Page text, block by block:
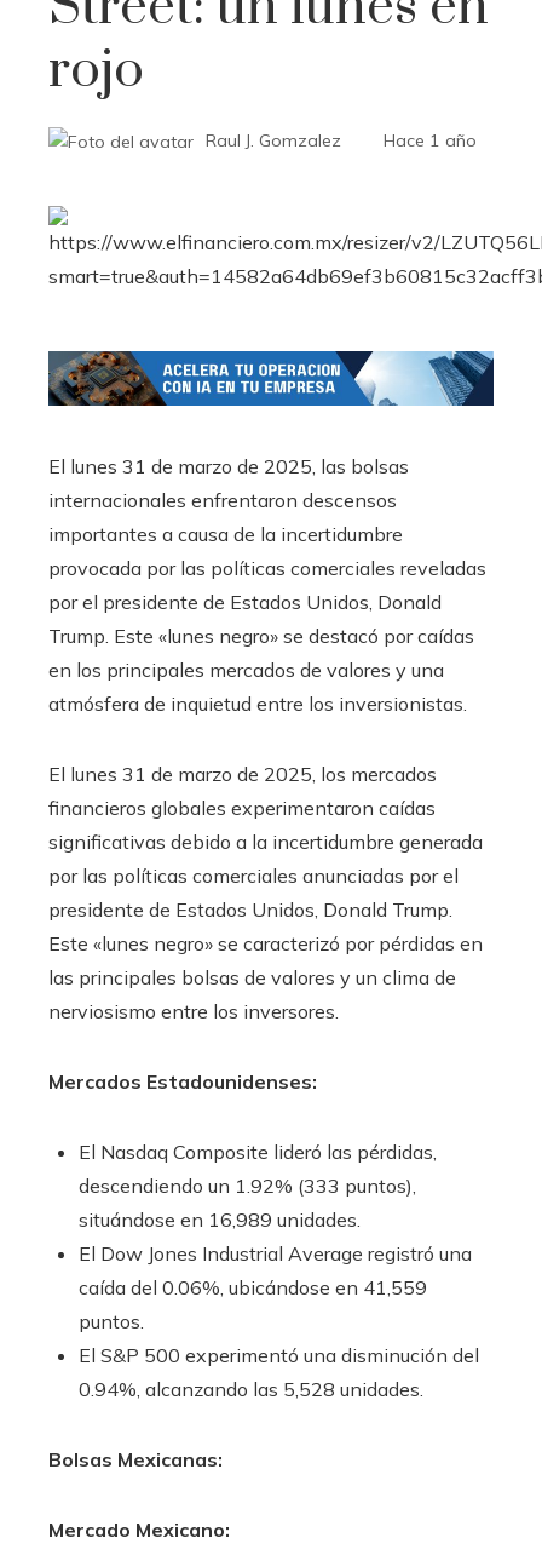
rojo
Raul J. Gomzalez Hace 1 año
El lunes 31 de marzo de 2025, las bolsas
internacionales enfrentaron descensos
importantes a causa de la incertidumbre
provocada por las políticas comerciales reveladas
por el presidente de Estados Unidos, Donald
Trump. Este «lunes negro» se destacó por caídas
en los principales mercados de valores y una
atmósfera de inquietud entre los inversionistas.
​El lunes 31 de marzo de 2025, los mercados
financieros globales experimentaron caídas
significativas debido a la incertidumbre generada
por las políticas comerciales anunciadas por el
presidente de Estados Unidos, Donald Trump.
Este «lunes negro» se caracterizó por pérdidas en
las principales bolsas de valores y un clima de
nerviosismo entre los inversores.​
Mercados Estadounidenses:
El Nasdaq Composite lideró las pérdidas,
descendiendo un 1.92% (333 puntos),
situándose en 16,989 unidades.​
El Dow Jones Industrial Average registró una
caída del 0.06%, ubicándose en 41,559
puntos.​
El S&P 500 experimentó una disminución del
0.94%, alcanzando las 5,528 unidades.​
Bolsas Mexicanas:
Mercado Mexicano: